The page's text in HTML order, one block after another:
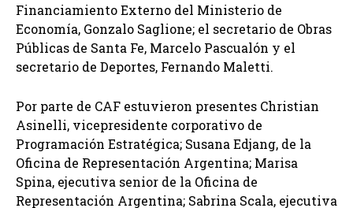
Financiamiento Externo del Ministerio de
Economía, Gonzalo Saglione; el secretario de Obras
Públicas de Santa Fe, Marcelo Pascualón y el
secretario de Deportes, Fernando Maletti.
Por parte de CAF estuvieron presentes Christian
Asinelli, vicepresidente corporativo de
Programación Estratégica; Susana Edjang, de la
Oficina de Representación Argentina; Marisa
Spina, ejecutiva senior de la Oficina de
Representación Argentina; Sabrina Scala, ejecutiva